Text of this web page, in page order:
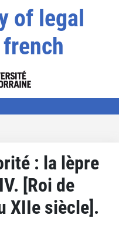
of legal
: la lèpre
[Roi de
XIIe siècle].